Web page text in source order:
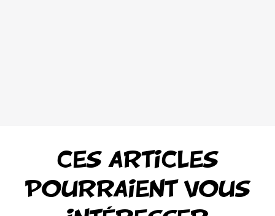
CES ARTICLES
POURRAIENT VOUS